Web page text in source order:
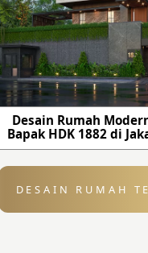
Desain Rumah
Bapak HDK 1882 di
DESAIN RUMAH